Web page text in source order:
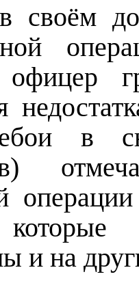
своём
в
и на